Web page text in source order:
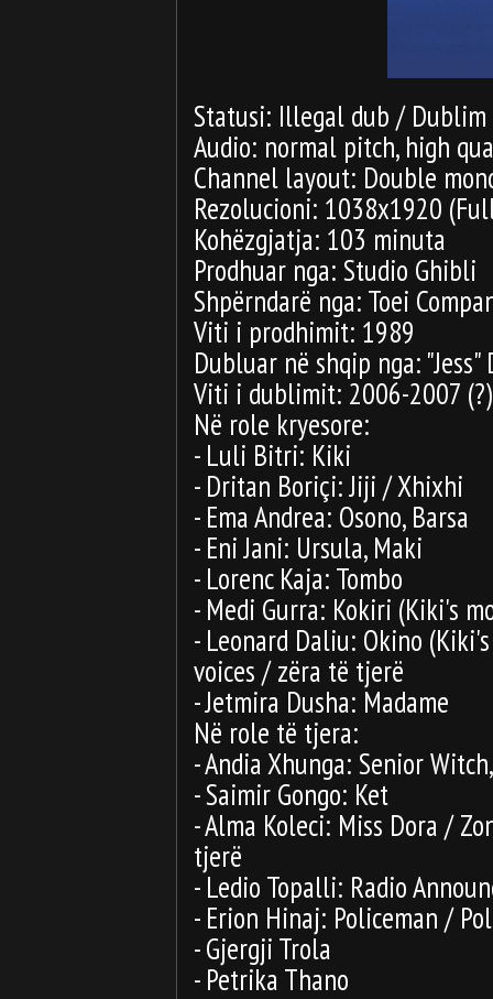
Statusi: Illegal dub /
Audio: normal pitch, high
Channel layout: Double
Rezolucioni: 1038x1920
Kohëzgjatja: 103 minuta
Prodhuar nga: Studio Ghibli
Shpërndarë nga: Toei
Viti i prodhimit: 1989
Dubluar në shqip nga: "Jess"
Viti i dublimit: 2006-2007 (?)
Në role kryesore:
- Luli Bitri: Kiki
- Dritan Boriçi: Jiji / Xhixhi
- Ema Andrea: Osono, Barsa
- Eni Jani: Ursula, Maki
- Lorenc Kaja: Tombo
- Medi Gurra: Kokiri (Kiki's
- Leonard Daliu: Okino
voices / zëra të tjerë
- Jetmira Dusha: Madame
Në role të tjera:
- Andia Xhunga: Senior
- Saimir Gongo: Ket
- Alma Koleci: Miss Dora /
tjerë
- Ledio Topalli: Radio
- Erion Hinaj: Policeman /
- Gjergji Trola
- Petrika Thano